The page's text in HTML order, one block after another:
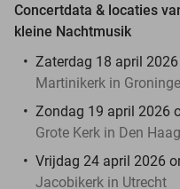
Concertdata & locaties
kleine Nachtmusik
Zaterdag 18 april 2026
Martinikerk in
Zondag 19 april 2026
Grote Kerk in Den Haag
Vrijdag 24 april 2026
Jacobikerk in Utrecht